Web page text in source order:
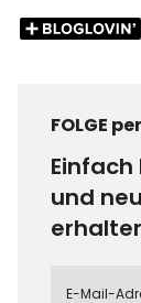
FOLGE
und